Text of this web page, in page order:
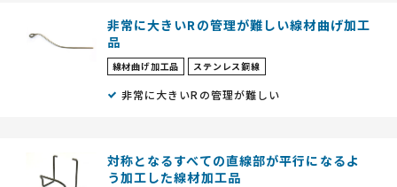
非常に大きいRの管理が難しい線材曲げ加工
品
線材曲げ加工品 ステンレス鋼線
非常に大きいRの管理が難しい
対称となるすべての直線部が平行になるよ
う加工した線材加工品